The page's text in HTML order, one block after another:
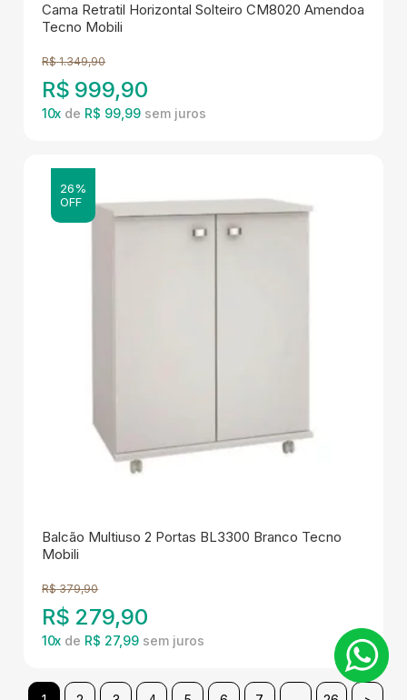
Cama Retratil Horizontal Solteiro CM8020 Amendoa
Tecno Mobili
R$ 1.349,90
R$ 999,90
10x de R$ 99,99
26%
OFF
Balcão Multiuso 2 Portas BL3300 Branco Tecno
Mobili
R$ 379,90
R$ 279,90
10x de R$ 27,99